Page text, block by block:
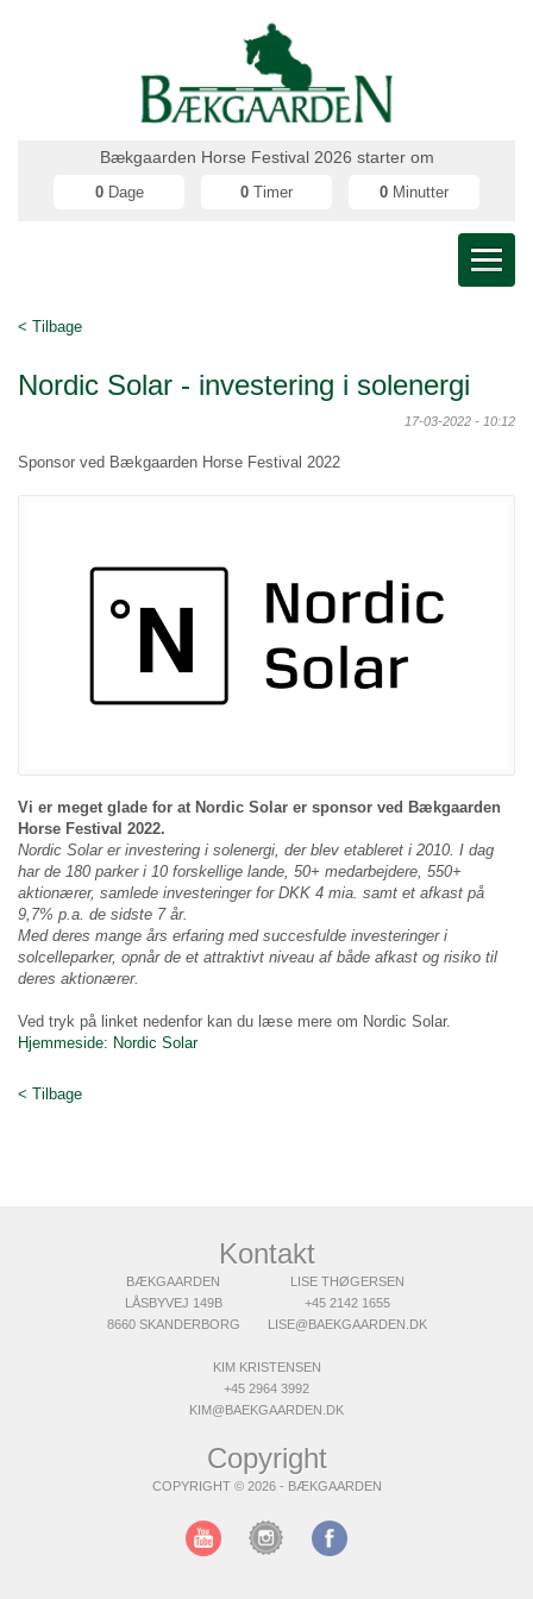
Bækgaarden Horse Festival 2026 starter om
0 Dage 0 Timer 0 Minutter
< Tilbage
Nordic Solar - investering i solenergi
17-03-2022 - 10:12
Sponsor ved Bækgaarden Horse Festival 2022
Vi er meget glade for at Nordic Solar er sponsor ved Bækgaarden
Horse Festival 2022.
Nordic Solar er investering i solenergi, der blev etableret i 2010. I dag
har de 180 parker i 10 forskellige lande, 50+ medarbejdere, 550+
aktionærer, samlede investeringer for DKK 4 mia. samt et afkast på
9,7% p.a. de sidste 7 år.
Med deres mange års erfaring med succesfulde investeringer i
solcelleparker, opnår de et attraktivt niveau af både afkast og risiko til
deres aktionærer.
Ved tryk på linket nedenfor kan du læse mere om Nordic Solar.
Hjemmeside: Nordic Solar
< Tilbage
Kontakt
BÆKGAARDEN
LÅSBYVEJ 149B
8660 SKANDERBORG
LISE THØGERSEN
+45 2142 1655
LISE@BAEKGAARDEN.DK
KIM KRISTENSEN
+45 2964 3992
KIM@BAEKGAARDEN.DK
Copyright
COPYRIGHT © 2026 - BÆKGAARDEN